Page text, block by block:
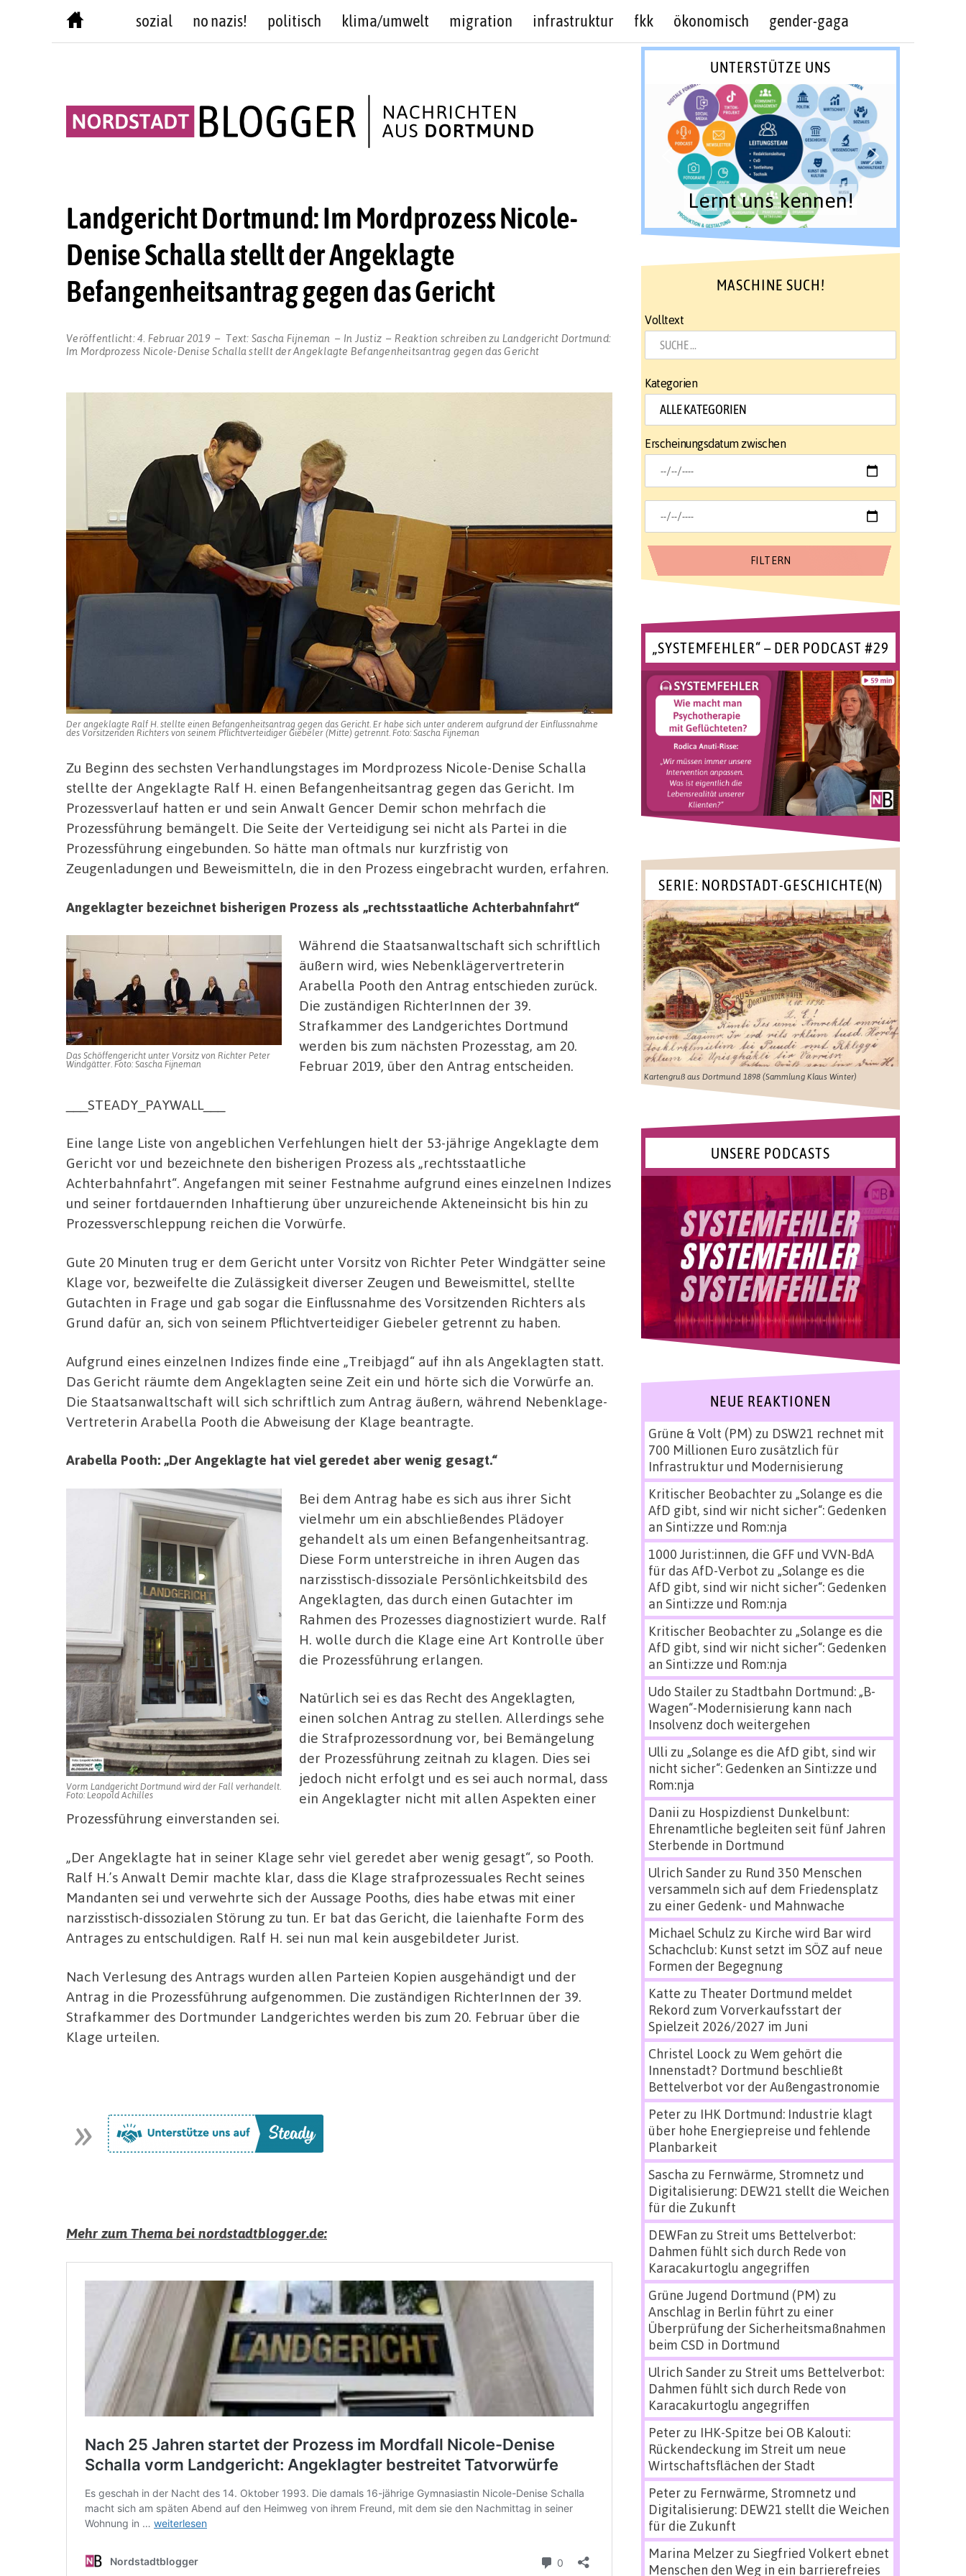
sozial no nazis! politisch klima/umwelt migration infrastruktur fkk ökonomisch gender-gaga
Landgericht Dortmund: Im Mordprozess Nicole-
Denise Schalla stellt der Angeklagte
Befangenheitsantrag gegen das Gericht
Veröffentlicht:4. Februar 2019 Text: Sascha Fijneman In Justiz Reaktion schreiben zu Landgericht Dortmund:
Im Mordprozess Nicole-Denise Schalla stellt der Angeklagte Befangenheitsantrag gegen das Gericht
Der angeklagte Ralf H. stellte einen Befangenheitsantrag gegen das Gericht. Er habe sich unter anderem aufgrund der Einflussnahme
des Vorsitzenden Richters von seinem Pflichtverteidiger Giebeler (Mitte) getrennt. Foto: Sascha Fijneman
Zu Beginn des sechsten Verhandlungstages im Mordprozess Nicole-Denise Schalla
stellte der Angeklagte Ralf H. einen Befangenheitsantrag gegen das Gericht. Im
Prozessverlauf hatten er und sein Anwalt Gencer Demir schon mehrfach die
Prozessführung bemängelt. Die Seite der Verteidigung sei nicht als Partei in die
Prozessführung eingebunden. So hätte man oftmals nur kurzfristig von
Zeugenladungen und Beweismitteln, die in den Prozess eingebracht wurden, erfahren.
Angeklagter bezeichnet bisherigen Prozess als „rechtsstaatliche Achterbahnfahrt“
Das Schöffengericht unter Vorsitz von Richter Peter
Windgätter. Foto: Sascha Fijneman
Während die Staatsanwaltschaft sich schriftlich
äußern wird, wies Nebenklägervertreterin
Arabella Pooth den Antrag entschieden zurück.
Die zuständigen RichterInnen der 39.
Strafkammer des Landgerichtes Dortmund
werden bis zum nächsten Prozesstag, am 20.
Februar 2019, über den Antrag entscheiden.
___STEADY_PAYWALL___
Eine lange Liste von angeblichen Verfehlungen hielt der 53-jährige Angeklagte dem
Gericht vor und bezeichnete den bisherigen Prozess als „rechtsstaatliche
Achterbahnfahrt“. Angefangen mit seiner Festnahme aufgrund eines einzelnen Indizes
und seiner fortdauernden Inhaftierung über unzureichende Akteneinsicht bis hin zu
Prozessverschleppung reichen die Vorwürfe.
Gute 20 Minuten trug er dem Gericht unter Vorsitz von Richter Peter Windgätter seine
Klage vor, bezweifelte die Zulässigkeit diverser Zeugen und Beweismittel, stellte
Gutachten in Frage und gab sogar die Einflussnahme des Vorsitzenden Richters als
Grund dafür an, sich von seinem Pflichtverteidiger Giebeler getrennt zu haben.
Aufgrund eines einzelnen Indizes finde eine „Treibjagd“ auf ihn als Angeklagten statt.
Das Gericht räumte dem Angeklagten seine Zeit ein und hörte sich die Vorwürfe an.
Die Staatsanwaltschaft will sich schriftlich zum Antrag äußern, während Nebenklage-
Vertreterin Arabella Pooth die Abweisung der Klage beantragte.
Arabella Pooth: „Der Angeklagte hat viel geredet aber wenig gesagt.“
Vorm Landgericht Dortmund wird der Fall verhandelt.
Foto: Leopold Achilles
Bei dem Antrag habe es sich aus ihrer Sicht
vielmehr um ein abschließendes Plädoyer
gehandelt als um einen Befangenheitsantrag.
Diese Form unterstreiche in ihren Augen das
narzisstisch-dissoziale Persönlichkeitsbild des
Angeklagten, das durch einen Gutachter im
Rahmen des Prozesses diagnostiziert wurde. Ralf
H. wolle durch die Klage eine Art Kontrolle über
die Prozessführung erlangen.
Natürlich sei es das Recht des Angeklagten,
einen solchen Antrag zu stellen. Allerdings sehe
die Strafprozessordnung vor, bei Bemängelung
der Prozessführung zeitnah zu klagen. Dies sei
jedoch nicht erfolgt und es sei auch normal, dass
ein Angeklagter nicht mit allen Aspekten einer
Prozessführung einverstanden sei.
„Der Angeklagte hat in seiner Klage sehr viel geredet aber wenig gesagt“, so Pooth.
Ralf H.’s Anwalt Demir machte klar, dass die Klage strafprozessuales Recht seines
Mandanten sei und verwehrte sich der Aussage Pooths, dies habe etwas mit einer
narzisstisch-dissozialen Störung zu tun. Er bat das Gericht, die laienhafte Form des
Antrages zu entschuldigen. Ralf H. sei nun mal kein ausgebildeter Jurist.
Nach Verlesung des Antrags wurden allen Parteien Kopien ausgehändigt und der
Antrag in die Prozessführung aufgenommen. Die zuständigen RichterInnen der 39.
Strafkammer des Dortmunder Landgerichtes werden bis zum 20. Februar über die
Klage urteilen.
Mehr zum Thema bei nordstadtblogger.de:
UNTERSTÜTZE UNS
Lernt uns kennen!
MASCHINE SUCH!
Volltext
Kategorien
Erscheinungsdatum zwischen
„SYSTEMFEHLER“ – DER PODCAST #29
SERIE: NORDSTADT-GESCHICHTE(N)
Kartengruß aus Dortmund 1898 (Sammlung Klaus Winter)
UNSERE PODCASTS
NEUE REAKTIONEN
Grüne & Volt (PM) zu DSW21 rechnet mit
700 Millionen Euro zusätzlich für
Infrastruktur und Modernisierung
Kritischer Beobachterzu „Solange es die
AfD gibt, sind wir nicht sicher“: Gedenken
an Sinti:zze und Rom:nja
1000 Jurist:innen, die GFF und VVN-BdA
für das AfD-Verbot zu „Solange es die
AfD gibt, sind wir nicht sicher“: Gedenken
an Sinti:zze und Rom:nja
Kritischer Beobachterzu „Solange es die
AfD gibt, sind wir nicht sicher“: Gedenken
an Sinti:zze und Rom:nja
Udo Stailerzu Stadtbahn Dortmund: „B-
Wagen“-Modernisierung kann nach
Insolvenz doch weitergehen
Ulli zu „Solange es die AfD gibt, sind wir
nicht sicher“: Gedenken an Sinti:zze und
Rom:nja
Danii zu Hospizdienst Dunkelbunt:
Ehrenamtliche begleiten seit fünf Jahren
Sterbende in Dortmund
Ulrich Sanderzu Rund 350 Menschen
versammeln sich auf dem Friedensplatz
zu einer Gedenk- und Mahnwache
Michael Schulz zu Kirche wird Bar wird
Schachclub: Kunst setzt im SÖZ auf neue
Formen der Begegnung
Katte zu Theater Dortmund meldet
Rekord zum Vorverkaufsstart der
Spielzeit 2026/2027 im Juni
Christel Loock zu Wem gehört die
Innenstadt? Dortmund beschließt
Bettelverbot vor der Außengastronomie
Peterzu IHK Dortmund: Industrie klagt
über hohe Energiepreise und fehlende
Planbarkeit
Sascha zu Fernwärme, Stromnetz und
Digitalisierung: DEW21 stellt die Weichen
für die Zukunft
DEWFan zu Streit ums Bettelverbot:
Dahmen fühlt sich durch Rede von
Karacakurtoglu angegriffen
Grüne Jugend Dortmund (PM) zu
Anschlag in Berlin führt zu einer
Überprüfung der Sicherheitsmaßnahmen
beim CSD in Dortmund
Ulrich Sanderzu Streit ums Bettelverbot:
Dahmen fühlt sich durch Rede von
Karacakurtoglu angegriffen
Peterzu IHK-Spitze bei OB Kalouti:
Rückendeckung im Streit um neue
Wirtschaftsflächen der Stadt
Peterzu Fernwärme, Stromnetz und
Digitalisierung: DEW21 stellt die Weichen
für die Zukunft
Marina Melzerzu Siegfried Volkert ebnet
Menschen den Weg in ein barrierefreies